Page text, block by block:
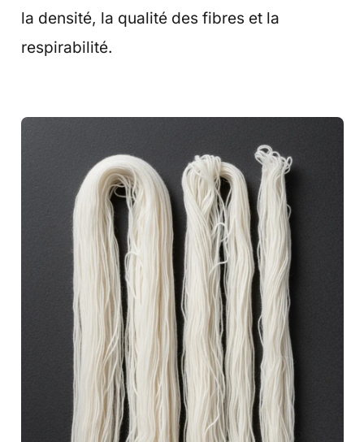
la densité, la qualité des fibres et la
respirabilité.